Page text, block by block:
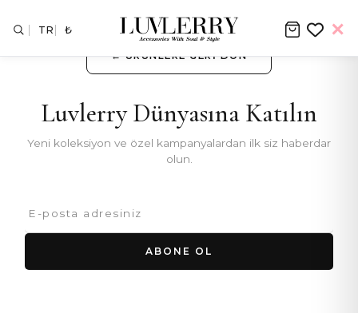
← ÜRÜNLERE GERI DÖN
Luvlerry Dünyasına Katılın
Yeni koleksiyon ve özel kampanyalardan ilk siz haberdar
olun.
ABONE OL
TR ₺